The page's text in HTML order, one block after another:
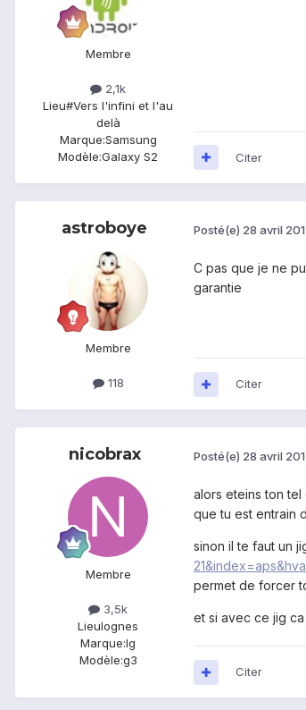
Membre
2,1k
Lieu#Vers l'infini et l'au
delà
Marque:Samsung
Modèle:Galaxy S2 Citer
astroboye
Membre
118
Posté(e) 28 avril
C pas que je ne
garantie
Citer
nicobrax
Membre
3,5k
Lieulognes
Marque:lg
Modèle:g3
Posté(e) 28 avril
alors eteins ton tel
que tu est entrain
sinon il te faut un
permet de forcer
et si avec ce jig
Citer